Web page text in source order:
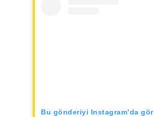
Bu gönderiyi Instagram’da gör